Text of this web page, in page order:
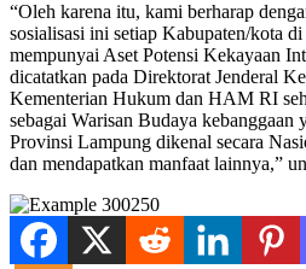
“Oleh karena itu, kami berharap
sosialisasi ini setiap Kabupaten/kota
mempunyai Aset Potensi Kekayaan
dicatatkan pada Direktorat Jenderal
Kementerian Hukum dan HAM RI
sebagai Warisan Budaya kebanggaan
Provinsi Lampung dikenal secara
dan mendapatkan manfaat lainnya,”